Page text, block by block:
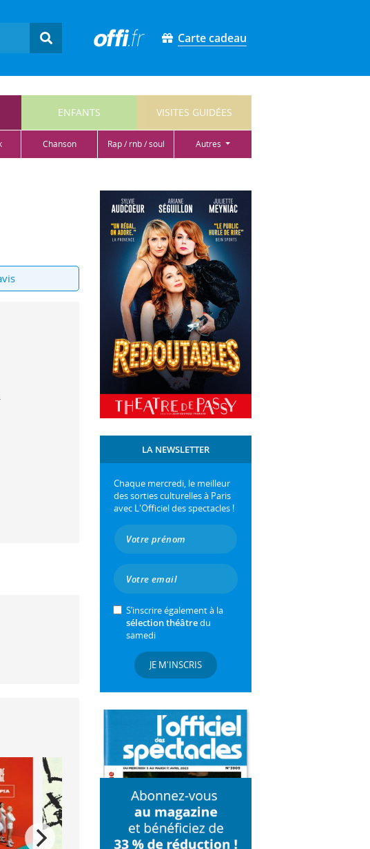
Carte cadeau
ENFANTS VISITES GUIDÉES
chanson rap / rnb / soul autres
.
LA NEWSLETTER
Chaque mercredi, le meilleur
des sorties culturelles à Paris
avec L'Officiel des spectacles !
S’inscrire également à la
sélection théâtredu
samedi
JE M'INSCRIS